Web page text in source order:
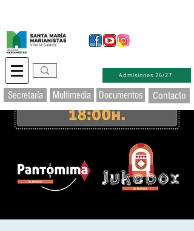
Admisiones 26/27
Secretaría Multimedia Documentos Contacto